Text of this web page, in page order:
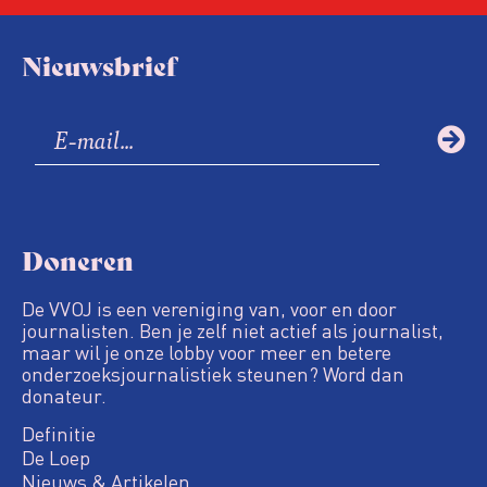
Nieuwsbrief
Doneren
De VVOJ is een vereniging van, voor en door
journalisten. Ben je zelf niet actief als journalist,
maar wil je onze lobby voor meer en betere
onderzoeksjournalistiek steunen? Word dan
donateur.
Definitie
De Loep
Nieuws & Artikelen